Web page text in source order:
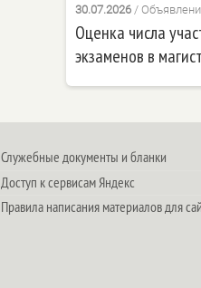
30.07.2026/
Оценка числа
экзаменов в
Служебные документы и бланки
Доступ к сервисам Яндекс
Правила написания материалов для